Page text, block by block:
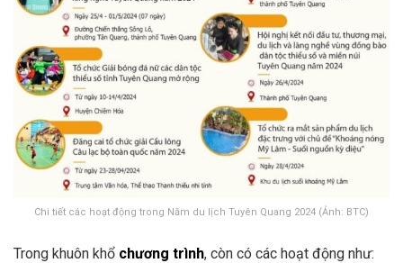
Chi tiết các hoạt động trong Năm du lịch Tuyên Quang 2024 (Ảnh: BTC)
Trong khuôn khổ chương trình, còn có các hoạt động như: